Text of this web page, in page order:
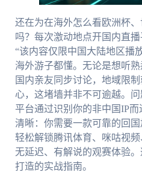
还在为在海外怎么看欧洲杯
吗？每次激动地点开国内直
“该内容仅限中国大陆地区播
海外游子都懂。无论是想听
国内亲友同步讨论，地域限
心，这堵墙并非不可逾越。
平台通过识别你的非中国IP
清晰：你需要一款可靠的回国
轻松解锁腾讯体育、咪咕视
无延迟、有解说的观赛体验
打造的实战指南。